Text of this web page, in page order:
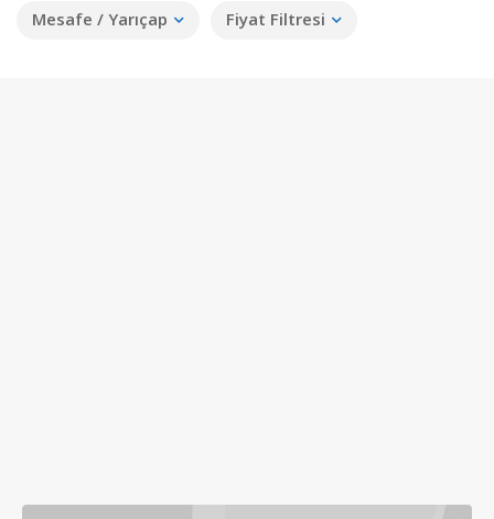
Mesafe / Yarıçap Fiyat Filtresi